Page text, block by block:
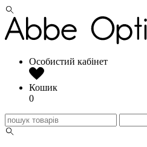
Особистий кабінет
Кошик
0